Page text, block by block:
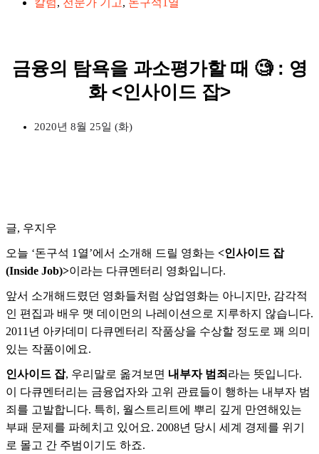
금융의 탐욕을 과소평가할 때 🧐 : 영
화 <인사이드 잡>
2020년 8월 25일 (화)
글, 우지우
오늘 ‘돈구석 1열’에서 소개해 드릴 영화는 <인사이드 잡
(Inside Job)>이라는 다큐멘터리 영화입니다.
앞서 소개해드렸던 영화들처럼 상업영화는 아니지만, 감각적
인 편집과 배우 맷 데이먼의 나레이션으로 지루하지 않습니다.
2011년 아카데미 다큐멘터리 작품상을 수상할 정도로 꽤 의미
있는 작품이에요.
인사이드 잡, 우리말로 옮겨보면 내부자 범죄 라는 뜻입니다.
이 다큐멘터리는 금융업자와 고위 관료들이 행하는 내부자 범
죄를 고발합니다. 특히, 월스트리트에 뿌리 깊게 만연해있는
부패 문제를 파헤치고 있어요. 2008년 당시 세계 경제를 위기
로 몰고 간 주범이기도 하죠.